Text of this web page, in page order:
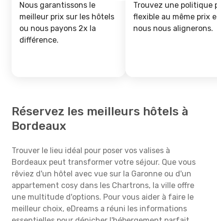
Nous garantissons le
meilleur prix sur les hôtels
ou nous payons 2x la
différence.
Trouvez une politique
flexible au même prix
nous nous alignerons.
Réservez les meilleurs hôtels à
Bordeaux
Trouver le lieu idéal pour poser vos valises à
Bordeaux peut transformer votre séjour. Que vous
rêviez d'un hôtel avec vue sur la Garonne ou d'un
appartement cosy dans les Chartrons, la ville offre
une multitude d'options. Pour vous aider à faire le
meilleur choix, eDreams a réuni les informations